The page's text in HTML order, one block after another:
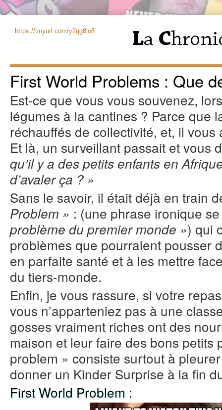
https://tinyurl.com/y2qg8lo8
First World Problems : Que
Est-ce que vous vous souvenez,
légumes à la cantines ? Parce que
réchauffés de collectivité, et, il
Et là, un surveillant passait et vous
qu’il y a des petits enfants en
d’avaler ça ? »
Sans le savoir, il était déjà en train
Problem » : (une phrase ironique
problème du premier monde ») qui
problèmes que pourraient pousser
en parfaite santé et à les mettre
du tiers-monde.
Enfin, je vous rassure, si votre
vous n’apparteniez pas à une
gosses vraiment riches ont des
maison et leur faire des bons petits
problem » consiste surtout à
donner un Kinder Surprise à la fin
First World Problem :